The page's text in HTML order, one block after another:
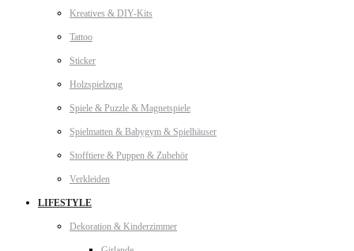
Kreatives & DIY-Kits
Tattoo
Sticker
Holzspielzeug
Spiele & Puzzle & Magnetspiele
Spielmatten & Babygym & Spielhäuser
Stofftiere & Puppen & Zubehör
Verkleiden
LIFESTYLE
Dekoration & Kinderzimmer